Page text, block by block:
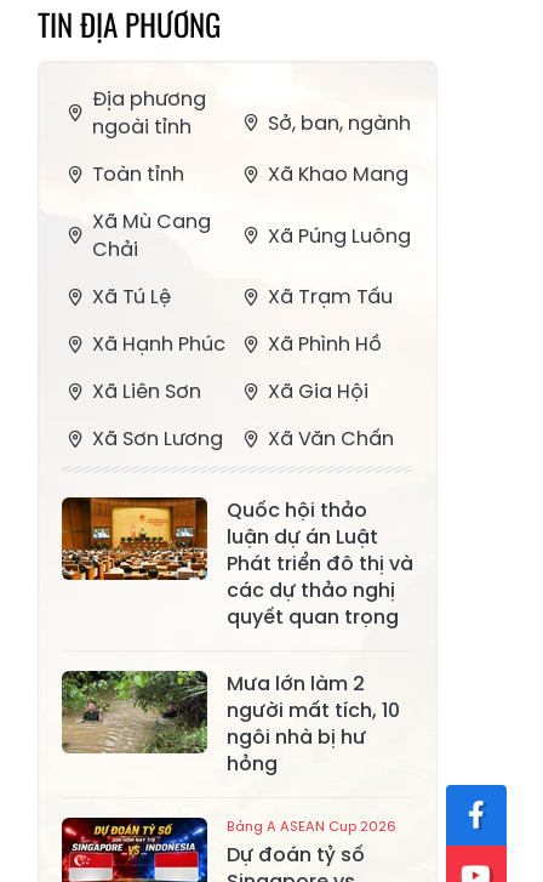
TIN ĐỊA PHƯƠNG
Địa phương
ngoài tỉnh
Sở, ban, ngành
Toàn tỉnh
Xã Khao Mang
Xã Mù Cang
Chải
Xã Púng Luông
Xã Tú Lệ
Xã Trạm Tấu
Xã Hạnh Phúc
Xã Phình Hồ
Xã Liên Sơn
Xã Gia Hội
Xã Sơn Lương
Xã Văn Chấn
Bằng La
Xã Chấn Thịnh
Xã Nghĩa Tâm
Xã Phong Dụ
Hạ
Xã Lâm Giang
Xã Đông
Cuông
Xã Tân Hợp
Xã Mậu A Xã Xuân Ái
Xã Mỏ Vàng
Thượng
Quốc hội thảo
luận dự án Luật
Phát triển đô thị và
các dự thảo nghị
quyết quan trọng
Mưa lớn làm 2
người mất tích, 10
ngôi nhà bị hư
hỏng
Bảng A ASEAN Cup 2026
Dự đoán tỷ số